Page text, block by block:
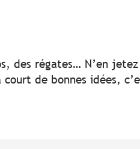
des régates… N’en
de bonnes idées,